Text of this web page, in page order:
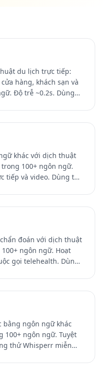
du lịch trực tiếp:
hàng, khách sạn và
Độ trễ ~0.2s. Dùng
khác với dịch thuật
100+ ngôn ngữ.
tiếp và video. Dùng thử
đoán với dịch thuật
ngôn ngữ. Hoạt
gọi telehealth. Dùng
bằng ngôn ngữ khác
100+ ngôn ngữ. Tuyệt
thử Whisperr miễn